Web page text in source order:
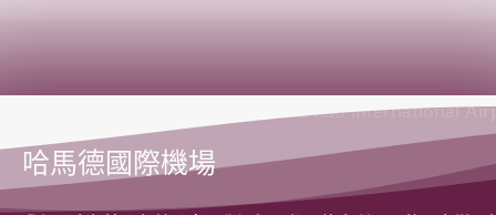
哈馬德國際機場